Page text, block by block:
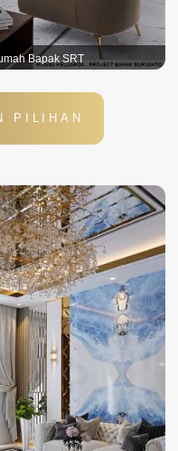
Bapak SRT
PILIHAN